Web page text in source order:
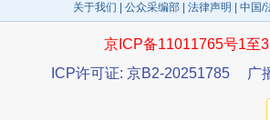
产品抗生素超标问题” 法
关于我们 公众采编部 法律声明 | 中国
京ICP备11011765号1至
ICP许可证: 京B2-20251785
广